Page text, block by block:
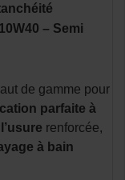
– Semi
de gamme pour
parfaite à
renforcée,
à bain